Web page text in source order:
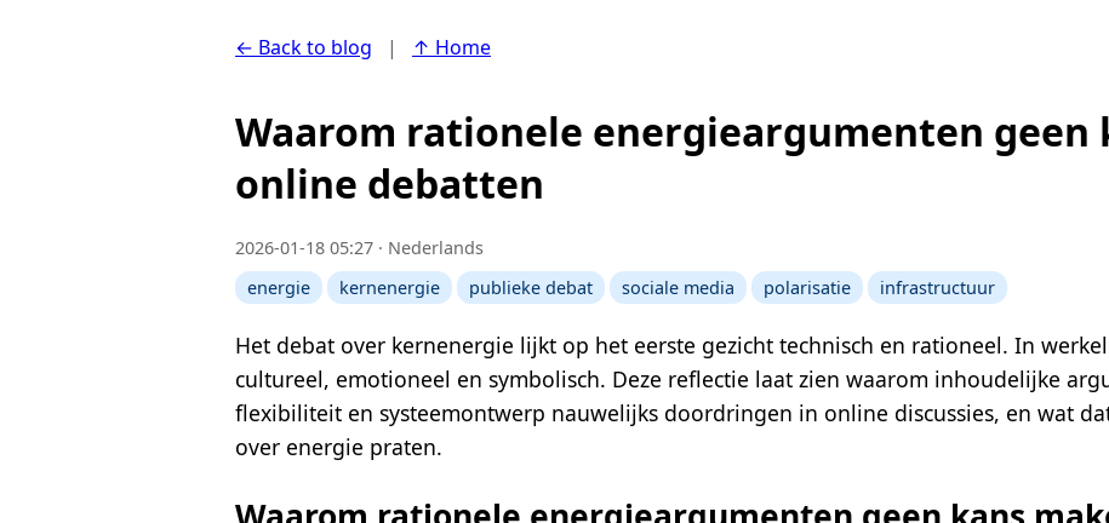
← Back to blog | ↑ Home
Waarom rationele energieargumenten geen
online debatten
2026-01-18 05:27 · Nederlands
energie
kernenergie publieke debat sociale media polarisatie infrastructuur
Het debat over kernenergie lijkt op het eerste gezicht technisch en rationeel. In
cultureel, emotioneel en symbolisch. Deze reflectie laat zien waarom inhoudelijke
flexibiliteit en systeemontwerp nauwelijks doordringen in online discussies, en wat
over energie praten.